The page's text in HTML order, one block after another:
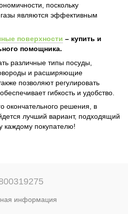
поскольку
являются эффективным
поверхности – купить и
помощника.
различные типы посуды,
и расширяющие
позволяют регулировать
гибкость и удобство.
окончательного решения, в
лучший вариант, подходящий
каждому покупателю!
информация